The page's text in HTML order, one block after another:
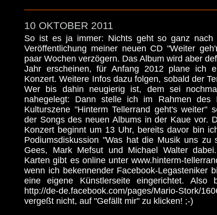
10 OKTOBER 2011
So ist es ja immer: Nichts geht so ganz
Veröffentlichung meiner neuen CD "Weiter
paar Wochen verzögern. Das Album wird aber
Jahr erscheinen, für Anfang 2012 plane ich
Konzert. Weitere Infos dazu folgen, sobald der
Wer bis dahin neugierig ist, dem sei
nahegelegt: Dann stelle ich im Rahmen des
Kulturszene "Hinterm Tellerrand geht's weiter"
der Songs des neuen Albums in der Kaue vor.
Konzert beginnt um 13 Uhr, bereits davor bin
Podiumsdiskussion "Was hat die Musik uns zu
Gees, Mark Mefsut und Michael Walter
Karten gibt es online unter www.hinterm-
wenn ich bekennender Facebook-Legasteniker
eine eigene Künstlerseite eingerichtet. Also
http://de-de.facebook.com/pages/Mario-Stork/
vergeßt nicht, auf "Gefällt mir" zu klicken! ;-)